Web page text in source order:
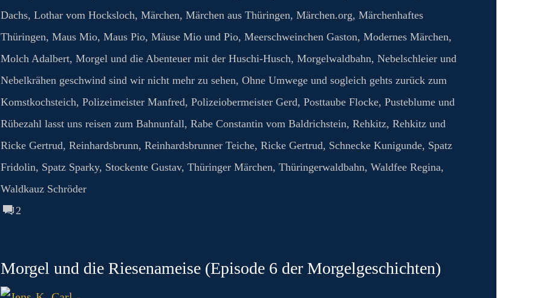
Dachs, Lothar vom Hocksloch, Märchen, Märchen aus Thüringen, Märchen.org, Märchenhaftes
Thüringen, Maus Mio, Maus Pio, Mäuse Mio und Pio, Meerschweinchen Gaston, Modernes Märchen,
Molch Adalbert, Morgel und die Abenteuer mit der Huschi-Husch, Morgelwaldbahn, Nebelschleier und
Nebelkrähen geschwind sind wir nicht mehr zu sehen, Ohne Umwege und sogleich gehts zurück zum
Komstkochsteich, Polizeimeister Manfred, Polizeiobermeister Gerd, Posttaube Flocke, Pusteblume und
Rübezahl lasst uns reisen zum Bahnunfall, Rabe Constantin vom Baldrichstein, Rehkitz, Rehkitz und
Ricke Gertrud, Reinhardsbrunn, Reinhardsbrunner Teiche, Ricke Gertrud, Schnecke Kunigunde, Spatz
Fridolin, Spatz Sparky, Stockente Gustav, Thüringer Märchen, Thüringerwaldbahn, Waldfee Regina,
Waldkauz Schröder
2
Morgel und die Riesenameise (Episode 6 der Morgelgeschichten)